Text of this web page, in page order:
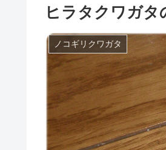
ヒラタクワガ
ノコギリクワガタ